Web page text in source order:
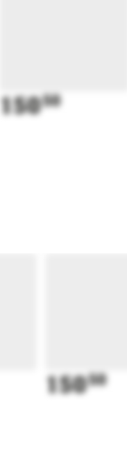
15050
15050